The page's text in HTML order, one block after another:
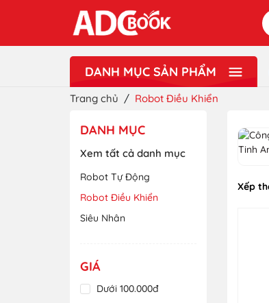
DANH MỤC SẢN PHẨM
Trang chủ / Robot Điều Khiển
DANH MỤC
Xem tất cả danh mục
Robot Tự Động
Robot Điều Khiển
Siêu Nhân
GIÁ
Dưới 100.000đ
Xếp